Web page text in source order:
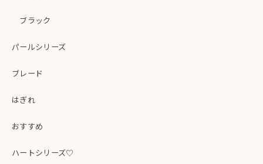
ブラック
パールシリーズ
ブレード
はぎれ
おすすめ
ハートシリーズ♡